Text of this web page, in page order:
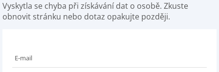
Vyskytla se chyba při získávání dat o osobě. Zkuste
obnovit stránku nebo dotaz opakujte později.
E-mail